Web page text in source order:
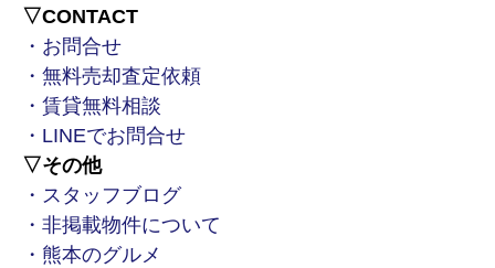
▽CONTACT
・お問合せ
・無料売却査定依頼
・賃貸無料相談
・LINEでお問合せ
▽その他
・スタッフブログ
・非掲載物件について
・熊本のグルメ